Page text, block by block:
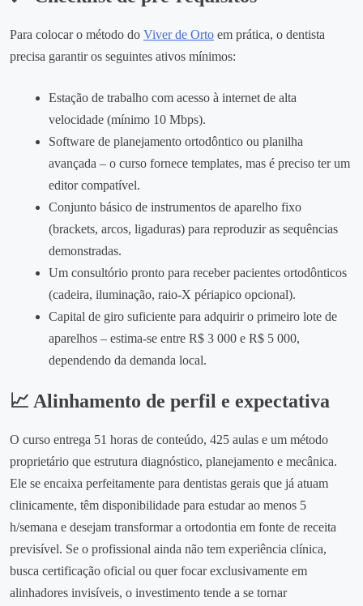
Para colocar o método do Viver de Orto em prática, o dentista
precisa garantir os seguintes ativos mínimos:
Estação de trabalho com acesso à internet de alta
velocidade (mínimo 10 Mbps).
Software de planejamento ortodôntico ou planilha
avançada – o curso fornece templates, mas é preciso ter um
editor compatível.
Conjunto básico de instrumentos de aparelho fixo
(brackets, arcos, ligaduras) para reproduzir as sequências
demonstradas.
Um consultório pronto para receber pacientes ortodônticos
(cadeira, iluminação, raio‑X périapico opcional).
Capital de giro suficiente para adquirir o primeiro lote de
aparelhos – estima‑se entre R$ 3 000 e R$ 5 000,
dependendo da demanda local.
📈 Alinhamento de perfil e expectativa
O curso entrega 51 horas de conteúdo, 425 aulas e um método
proprietário que estrutura diagnóstico, planejamento e mecânica.
Ele se encaixa perfeitamente para dentistas gerais que já atuam
clinicamente, têm disponibilidade para estudar ao menos 5
h/semana e desejam transformar a ortodontia em fonte de receita
previsível. Se o profissional ainda não tem experiência clínica,
busca certificação oficial ou quer focar exclusivamente em
alinhadores invisíveis, o investimento tende a se tornar